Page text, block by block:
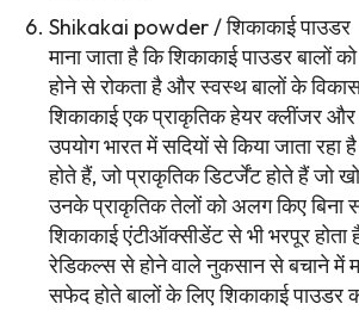
Shikakai powder / शिकाकाई पाउडर
माना जाता है कि शिकाकाई पाउडर
होने से रोकता है और स्वस्थ बालों के
शिकाकाई एक प्राकृतिक हेयर क्लींजर
उपयोग भारत में सदियों से किया जाता रहा
होते हैं, जो प्राकृतिक डिटर्जेंट होते हैं जो
उनके प्राकृतिक तेलों को अलग किए बिना
शिकाकाई एंटीऑक्सीडेंट से भी भरपूर होता
रेडिकल्स से होने वाले नुकसान से बचाने में
सफेद होते बालों के लिए शिकाकाई